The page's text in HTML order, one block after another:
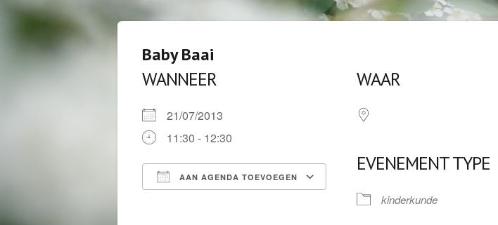
Baby Baai
WANNEER
21/07/2013
11:30 - 12:30
AAN AGENDA TOEVOEGEN
Google Calendar
WAAR
EVENEMENT TYPE
kinderkunde